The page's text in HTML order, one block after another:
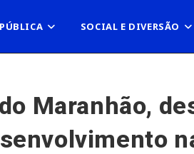
SOCIAL E DIVERSÃO
Maranhão,